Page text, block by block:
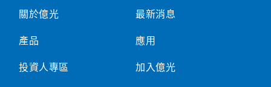
關於億光
產品
投資人專區
最新消息
應用
加入億光